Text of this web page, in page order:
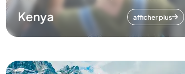
Kenya afficher plus